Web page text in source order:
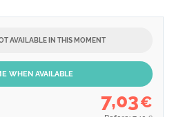
AVAILABLE IN THIS MOMENT
WHEN AVAILABLE
7,03€